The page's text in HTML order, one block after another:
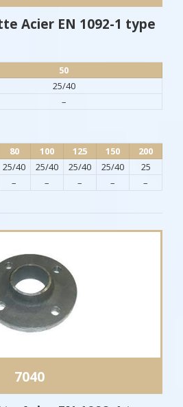
Acier EN 1092-1 type
50
25/40
–
80 100 125 150
200
25/40 25/40 25/40 25/40
25
– – – – –
7040